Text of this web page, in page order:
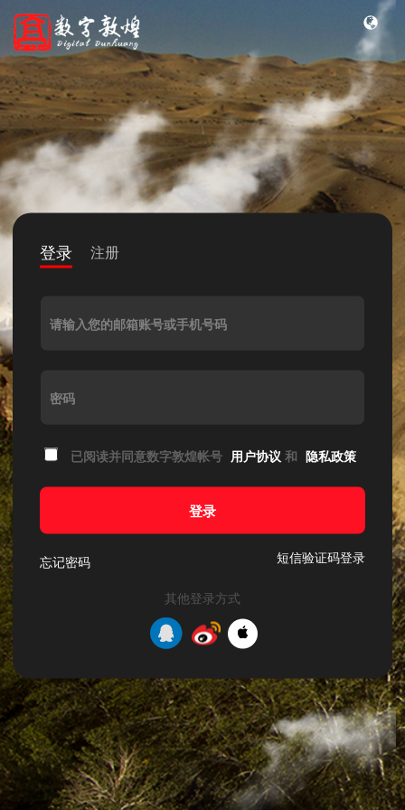
登录 注册
请输入您的邮箱账号或手机号码
密码
已阅读并同意数字敦煌帐号 用户协议 和 隐私政策
登录
忘记密码 短信验证码登录
其他登录方式